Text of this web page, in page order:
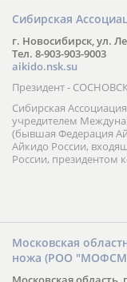
Сибирская
г. Новосибирск, ул.
Тел. 8-903-903-9003
aikido.nsk.su
Президент -
Сибирская
учредителем
(бывшая Федерация
Айкидо России,
России, президентом
Московская
ножа (РОО